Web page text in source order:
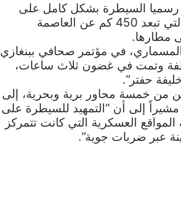
رسميا السيطرة بشكل كامل على
مدينة سرت الواقعة وسط البلاد، والتي تبعد 450 كم عن العاصمة
مطارها.
في مؤتمر صحافي ببنغازي
وتمت في غضون ثلاث ساعات،
حفتر”.
خمسة محاور برية وبحرية، إلى
مشيراً إلى أن “التمهيد للسيطرة على
العسكرية التي كانت تتمركز
عبر ضربات جوية”.